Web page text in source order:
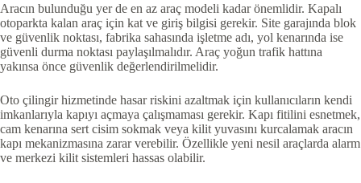
Aracın bulunduğu yer de en az araç modeli kadar önemlidir. Kapalı
otoparkta kalan araç için kat ve giriş bilgisi gerekir. Site garajında blok
ve güvenlik noktası, fabrika sahasında işletme adı, yol kenarında ise
güvenli durma noktası paylaşılmalıdır. Araç yoğun trafik hattına
yakınsa önce güvenlik değerlendirilmelidir.
Oto çilingir hizmetinde hasar riskini azaltmak için kullanıcıların kendi
imkanlarıyla kapıyı açmaya çalışmaması gerekir. Kapı fitilini esnetmek,
cam kenarına sert cisim sokmak veya kilit yuvasını kurcalamak aracın
kapı mekanizmasına zarar verebilir. Özellikle yeni nesil araçlarda alarm
ve merkezi kilit sistemleri hassas olabilir.